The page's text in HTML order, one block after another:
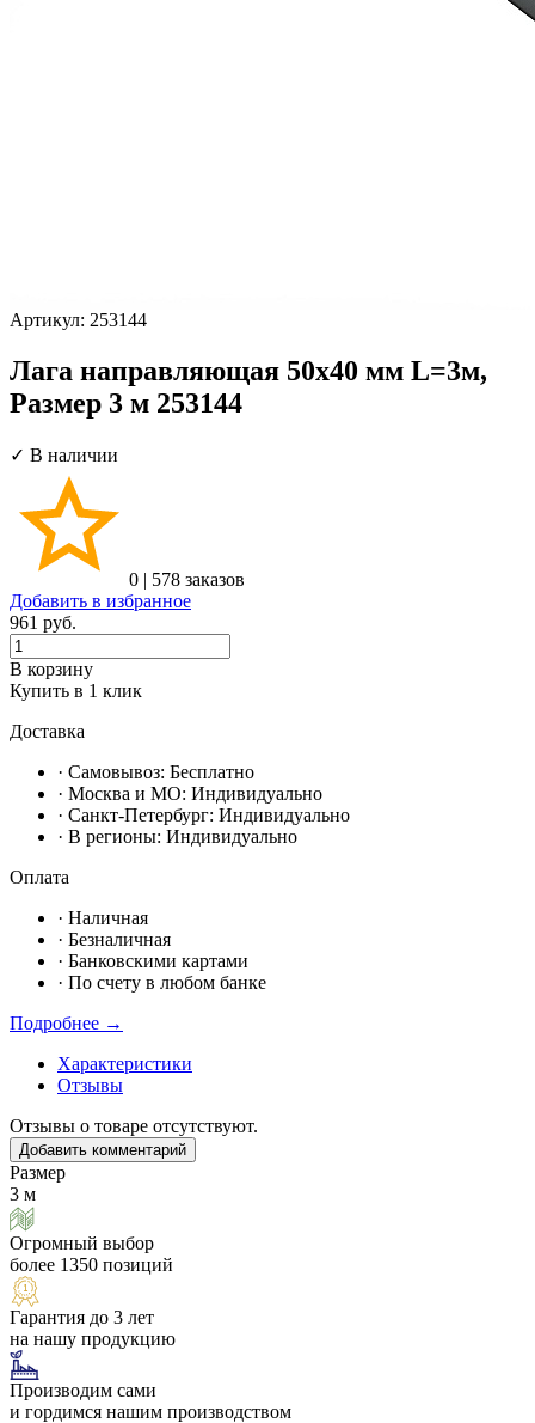
Артикул: 253144
Лага направляющая 50х40 мм L=3м,
Размер 3 м 253144
✓ В наличии
0 | 578 заказов
Добавить в избранное
961 руб.
В корзину
Купить в 1 клик
Доставка
· Самовывоз: Бесплатно
· Москвa и МО: Индивидуально
· Санкт-Петербург: Индивидуально
· В регионы: Индивидуально
Оплата
· Наличная
· Безналичная
· Банковскими картами
· По счету в любом банке
Подробнее →
Характеристики
Отзывы
Отзывы о товаре отсутствуют.
Добавить комментарий
Размер
3 м
Огромный выбор
более 1350 позиций
Гарантия до 3 лет
на нашу продукцию
Производим сами
и гордимся нашим производством